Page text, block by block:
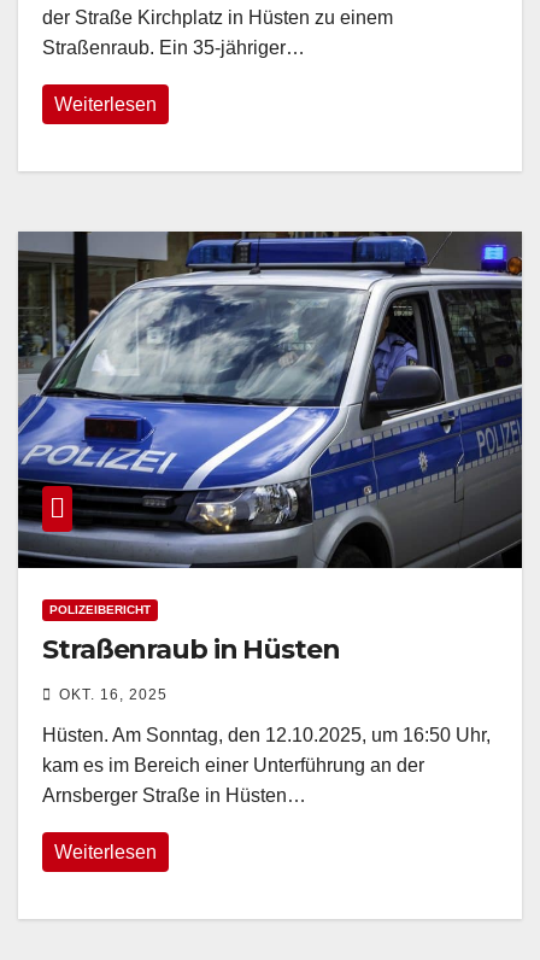
der Straße Kirchplatz in Hüsten zu einem
Straßenraub. Ein 35-jähriger…
Weiterlesen
POLIZEIBERICHT
Straßenraub in Hüsten
OKT. 16, 2025
Hüsten. Am Sonntag, den 12.10.2025, um 16:50 Uhr,
kam es im Bereich einer Unterführung an der
Arnsberger Straße in Hüsten…
Weiterlesen